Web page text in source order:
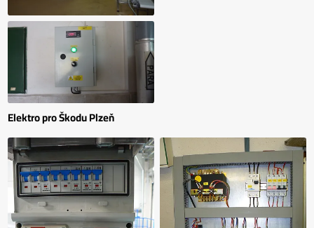
Elektro pro Škodu Plzeň